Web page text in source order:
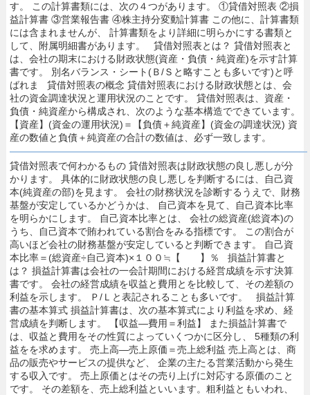
す。 この計算書類には、次の４つがあります。 ①貸借対照表 ②損
益計算書 ③営業報告書 ④株主持分変動計算書 この他に、計算書類
には含まれませんが、 計算書類をより詳細に明らかにする書類と
して、附属明細書があります。 貸借対照表とは？ 貸借対照表と
は、会社の期末における財政状態(資産・負債・純資産)を示す計算
書です。 別名バランス・シート(Ｂ/Ｓと略すことも多いです)と呼
ばれま 貸借対照表の概念 貸借対照表における財政状態とは、会
社の資金調達状況と運用状況のことです。 貸借対照表は、資産・
負債・純資産から構成され、次のような基本構造でできています。
【資産】(資金の運用状況)＝【負債＋純資産】(資金の調達状況) 資
産の数値と負債＋純資産の合計の数値は、必ず一致します。
貸借対照表で何わかるもの 貸借対照表は財政状態の良し悪しが分
かります。 具体的に財政状態の良し悪しを判断するには、自己資
本(純資産の部)を見ます。 会社の財務状況を診断するうえで、財務
基盤が安定しているかどうかは、 自己資本を見て、自己資本比率
を明らかにします。 自己資本比率とは、 会社の総資産(総資本)の
うち、自己資本で賄われている割合をみる指標です。 この割合が
高いほど会社の財務基盤が安定していると判断できます。 自己資
本比率＝(総資産÷自己資本)×１００≒【 】％ 損益計算書と
は？ 損益計算書は会社の一会計期間における経営成績を示す決算
書です。 会社の経営成績を収益と費用とを比較して、その差額の
利益を示します。 Ｐ/Ｌと表記されることも多いです。 損益計算
書の基本算式 損益計算書は、次の基本算式により利益を求め、経
営成績を判断します。 【収益―費用＝利益】 また損益計算書で
は、収益と費用をその性質によっていくつかに区分し、 5種類の利
益をを求めます。 売上高―売上原価＝売上総利益 売上高とは、商
品の販売やサービスの提供など、 企業の主たる営業活動から発生
する収入です。 売上原価とはその売り上げに対応する原価のこと
です。 その差額を、売上総利益といいます。粗利益ともいわれ、